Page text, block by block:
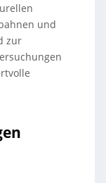
und
zur